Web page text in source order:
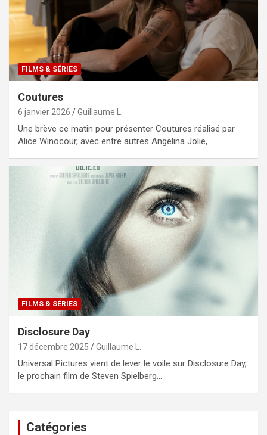
FILMS & SÉRIES
Coutures
6 janvier 2026 Guillaume L.
Une brève ce matin pour présenter Coutures réalisé par
Alice Winocour, avec entre autres Angelina Jolie,…
FILMS & SÉRIES
Disclosure Day
17 décembre 2025 Guillaume L.
Universal Pictures vient de lever le voile sur Disclosure Day,
le prochain film de Steven Spielberg…
Catégories